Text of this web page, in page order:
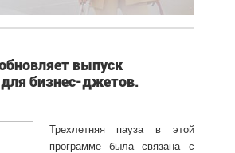
выпуск
бизнес-джетов.
Трехлетняя пауза в этой
программе была связана с